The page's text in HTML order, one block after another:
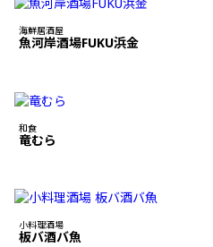
海鮮居酒屋
魚河岸酒場FUKU浜金
和食
竜むら
小料理酒場
板バ酒バ魚